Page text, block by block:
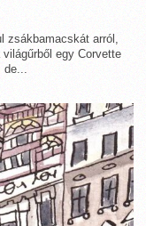
zsákbamacskát arról,
egy Corvette